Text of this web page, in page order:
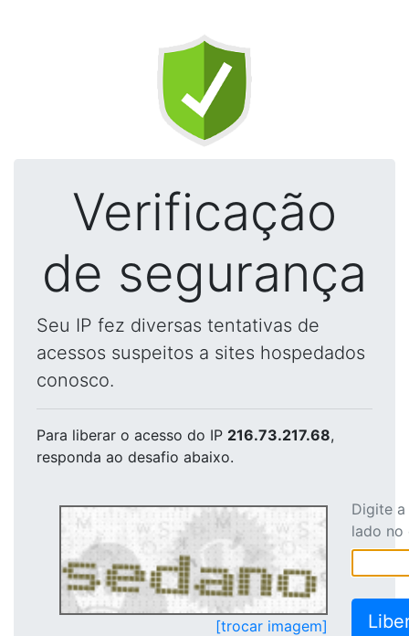
Verificação
de segurança
Seu IP fez diversas tentativas de
acessos suspeitos a sites hospedados
conosco.
Para liberar o acesso do IP 216.73.217.68,
responda ao desafio abaixo.
[trocar imagem]
Digite
lado no